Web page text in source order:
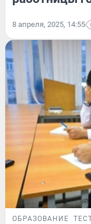
8 апреля, 2025, 14:55
ОБРАЗОВАНИЕ